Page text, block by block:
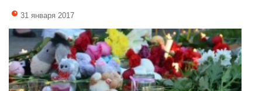
31 января 2017